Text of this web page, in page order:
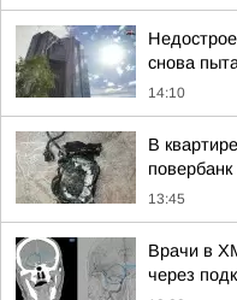
снова
14:10
В
повербанк
13:45
Врачи в
через